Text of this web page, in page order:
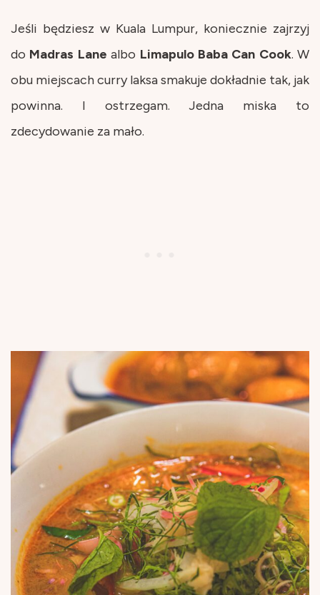
Jeśli będziesz w Kuala Lumpur, koniecznie zajrzyj
do Madras Lane albo Limapulo Baba Can Cook. W
obu miejscach curry laksa smakuje dokładnie tak, jak
powinna. I ostrzegam. Jedna miska to
zdecydowanie za mało.